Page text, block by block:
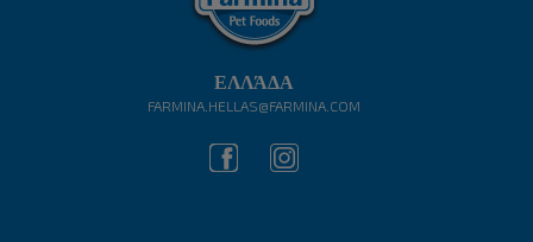
ΕΛΛΆΔΑ
FARMINA.HELLAS@FARMINA.COM